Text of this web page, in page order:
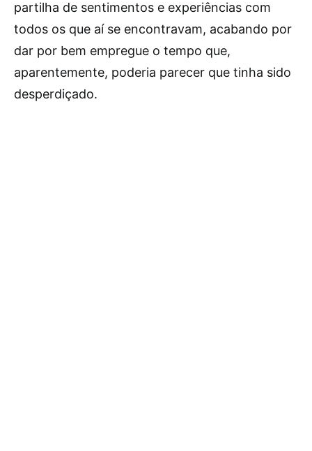
partilha de sentimentos e experiências com
todos os que aí se encontravam, acabando por
dar por bem empregue o tempo que,
aparentemente, poderia parecer que tinha sido
desperdiçado.